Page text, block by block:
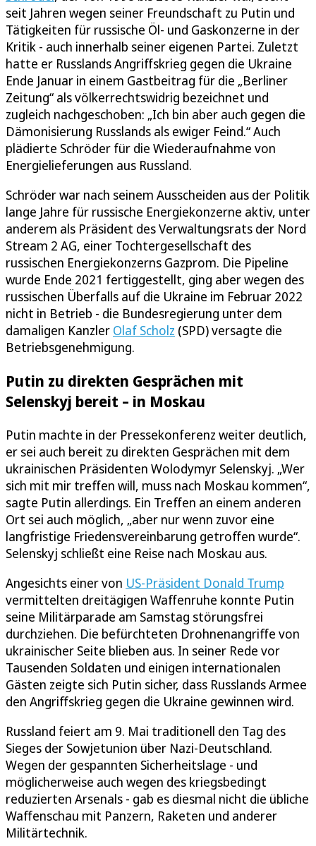
seit Jahren wegen seiner Freundschaft zu Putin und
Tätigkeiten für russische Öl- und Gaskonzerne in der
Kritik - auch innerhalb seiner eigenen Partei. Zuletzt
hatte er Russlands Angriffskrieg gegen die Ukraine
Ende Januar in einem Gastbeitrag für die „Berliner
Zeitung“ als völkerrechtswidrig bezeichnet und
zugleich nachgeschoben: „Ich bin aber auch gegen die
Dämonisierung Russlands als ewiger Feind.“ Auch
plädierte Schröder für die Wiederaufnahme von
Energielieferungen aus Russland.
Schröder war nach seinem Ausscheiden aus der Politik
lange Jahre für russische Energiekonzerne aktiv, unter
anderem als Präsident des Verwaltungsrats der Nord
Stream 2 AG, einer Tochtergesellschaft des
russischen Energiekonzerns Gazprom. Die Pipeline
wurde Ende 2021 fertiggestellt, ging aber wegen des
russischen Überfalls auf die Ukraine im Februar 2022
nicht in Betrieb - die Bundesregierung unter dem
damaligen Kanzler Olaf Scholz (SPD) versagte die
Betriebsgenehmigung.
Putin zu direkten Gesprächen mit
Selenskyj bereit – in Moskau
Putin machte in der Pressekonferenz weiter deutlich,
er sei auch bereit zu direkten Gesprächen mit dem
ukrainischen Präsidenten Wolodymyr Selenskyj. „Wer
sich mit mir treffen will, muss nach Moskau kommen“,
sagte Putin allerdings. Ein Treffen an einem anderen
Ort sei auch möglich, „aber nur wenn zuvor eine
langfristige Friedensvereinbarung getroffen wurde“.
Selenskyj schließt eine Reise nach Moskau aus.
Angesichts einer von US-Präsident Donald Trump
vermittelten dreitägigen Waffenruhe konnte Putin
seine Militärparade am Samstag störungsfrei
durchziehen. Die befürchteten Drohnenangriffe von
ukrainischer Seite blieben aus. In seiner Rede vor
Tausenden Soldaten und einigen internationalen
Gästen zeigte sich Putin sicher, dass Russlands Armee
den Angriffskrieg gegen die Ukraine gewinnen wird.
Russland feiert am 9. Mai traditionell den Tag des
Sieges der Sowjetunion über Nazi-Deutschland.
Wegen der gespannten Sicherheitslage - und
möglicherweise auch wegen des kriegsbedingt
reduzierten Arsenals - gab es diesmal nicht die übliche
Waffenschau mit Panzern, Raketen und anderer
Militärtechnik.